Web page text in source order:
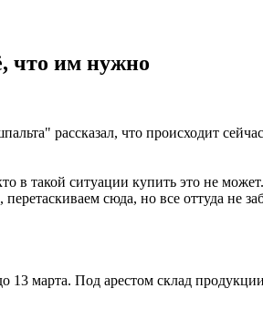
что им нужно
рассказал, что происходит
в такой ситуации купить это не
сюда, но все оттуда не
марта. Под арестом склад